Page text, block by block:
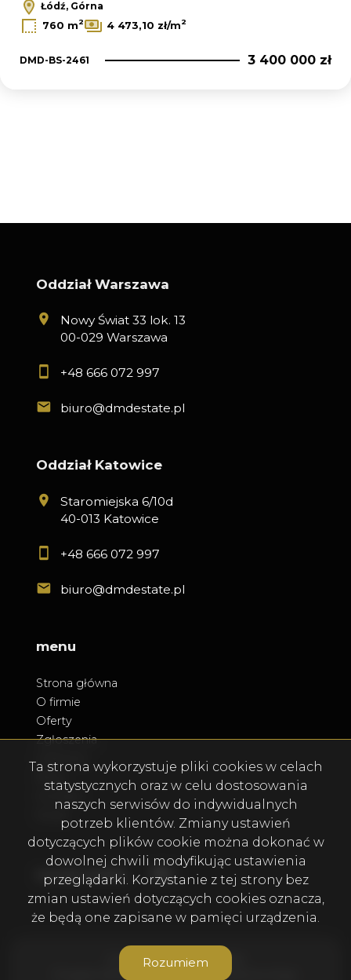
Łódź, Górna
760 m2 4 473,10 zł/m2
DMD-BS-2461 3 400 000 zł
Oddział Warszawa
Nowy Świat 33 lok. 13
00-029 Warszawa
+48 666 072 997
biuro@dmdestate.pl
Oddział Katowice
Staromiejska 6/10d
40-013 Katowice
+48 666 072 997
biuro@dmdestate.pl
menu
Strona główna
O firmie
Oferty
Zgłoszenia
Kontakt
social media Facebook
Facebook
Firma DMD ESTATE © 2026
Program dla biur nieruchomości
Galactica Virgo
Ta strona wykorzystuje pliki cookies w celach
statystycznych oraz w celu dostosowania
naszych serwisów do indywidualnych
potrzeb klientów. Zmiany ustawień
dotyczących plików cookie można dokonać w
dowolnej chwili modyfikując ustawienia
przeglądarki. Korzystanie z tej strony bez
zmian ustawień dotyczących cookies oznacza,
że będą one zapisane w pamięci urządzenia.
Rozumiem